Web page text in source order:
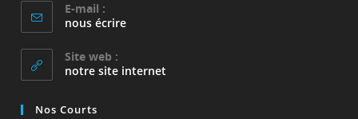
E-mail :
nous écrireS’ouvre
application
Site web :
notre site internet
Nos Courts